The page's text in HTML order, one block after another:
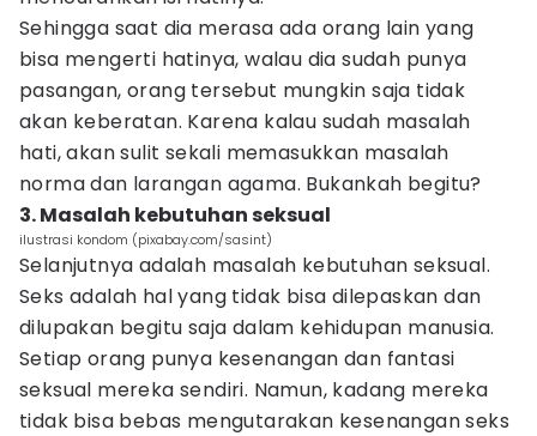
Sehingga saat dia merasa ada orang lain yang
bisa mengerti hatinya, walau dia sudah punya
pasangan, orang tersebut mungkin saja tidak
akan keberatan. Karena kalau sudah masalah
hati, akan sulit sekali memasukkan masalah
norma dan larangan agama. Bukankah begitu?
3. Masalah kebutuhan seksual
ilustrasi kondom (pixabay.com/sasint)
Selanjutnya adalah masalah kebutuhan seksual.
Seks adalah hal yang tidak bisa dilepaskan dan
dilupakan begitu saja dalam kehidupan manusia.
Setiap orang punya kesenangan dan fantasi
seksual mereka sendiri. Namun, kadang mereka
tidak bisa bebas mengutarakan kesenangan seks